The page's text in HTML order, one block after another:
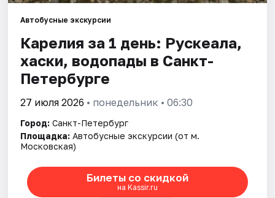
Автобусные экскурсии
Карелия за 1 день: Рускеала,
хаски, водопады в Санкт-
Петербурге
27 июля 2026 • понедельник • 06:30
Город: Санкт-Петербург
Площадка: Автобусные экскурсии (от м.
Московская)
Билеты со скидкой
на Kassir.ru